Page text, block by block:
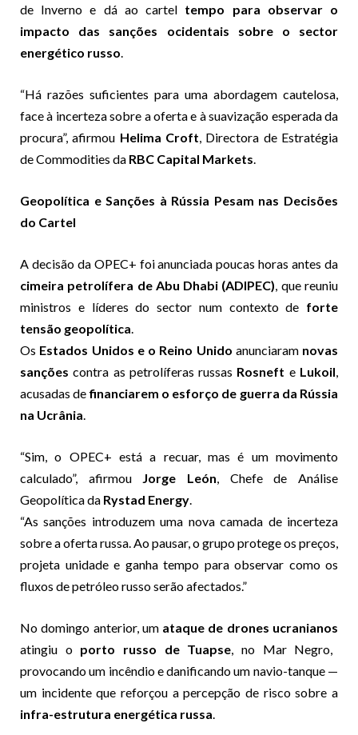
de Inverno e dá ao cartel tempo para observar o
impacto das sanções ocidentais sobre o sector
energético russo.
“Há razões suficientes para uma abordagem cautelosa,
face à incerteza sobre a oferta e à suavização esperada da
procura”, afirmou Helima Croft, Directora de Estratégia
de Commodities da RBC Capital Markets.
Geopolítica e Sanções à Rússia Pesam nas Decisões
do Cartel
A decisão da OPEC+ foi anunciada poucas horas antes da
cimeira petrolífera de Abu Dhabi (ADIPEC), que reuniu
ministros e líderes do sector num contexto de forte
tensão geopolítica.
Os Estados Unidos e o Reino Unido anunciaram novas
sanções contra as petrolíferas russas Rosneft e Lukoil,
acusadas definanciarem o esforço de guerra da Rússia
na Ucrânia.
“Sim, o OPEC+ está a recuar, mas é um movimento
calculado”, afirmou Jorge León, Chefe de Análise
Geopolítica da Rystad Energy.
“As sanções introduzem uma nova camada de incerteza
sobre a oferta russa. Ao pausar, o grupo protege os preços,
projeta unidade e ganha tempo para observar como os
fluxos de petróleo russo serão afectados.”
No domingo anterior, um ataque de drones ucranianos
atingiu o porto russo de Tuapse, no Mar Negro,
provocando um incêndio e danificando um navio-tanque —
um incidente que reforçou a percepção de risco sobre a
infra-estrutura energética russa.